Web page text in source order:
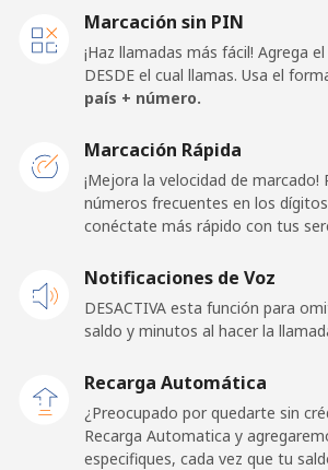
Línea fija ⁦62.5¢⁩
⁦61.9¢⁩ 16 min
Línea fija ⁦69.9¢⁩ 14 min
⁦48.5¢⁩ 20 min
Celular ⁦39.9¢⁩ 25 min
Liechtenstein
Marcación sin PIN
¡Haz llamadas más fácil! Agrega
DESDE el cual llamas. Usa el
país + número.
Marcación Rápida
¡Mejora la velocidad de marcado!
números frecuentes en los
conéctate más rápido con tus
Notificaciones de Voz
DESACTIVA esta función para
saldo y minutos al hacer la
Recarga Automática
¿Preocupado por quedarte sin
Recarga Automatica y
especifiques, cada vez que tu